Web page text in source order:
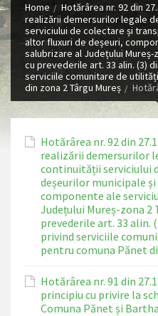
Home
Hotărârea nr. 92 din
realizării demersurilor legale
serviciului de colectare și
altor fluxuri de deșeuri,
salubrizare al Județului Mureș-
cu prevederile art. 33 alin. (3)
serviciile comunitare de
din zona 2 Târgu Mureș
Hotărârea nr. 92 din
realizării demersurilor
continuității serviciului
deșeurilor municipale
componente ale
Județului Mureș-zona
prevederile art. 33 alin.
privind serviciile
pentru comuna Pănet
Hotărârea nr. 91 din
principiu cu privire la
Comuna Pănet și